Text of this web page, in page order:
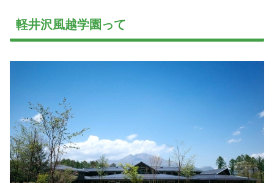
軽井沢風越学園って